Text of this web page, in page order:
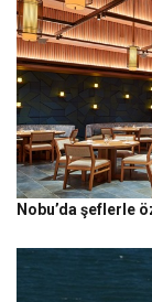
Nobu’da şeflerle